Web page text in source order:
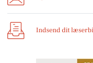
Indsend dit